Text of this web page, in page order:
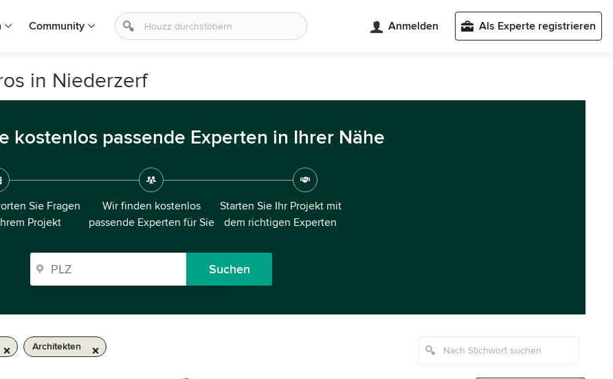
Community Anmelden Als Experte registrieren
in Niederzerf
kostenlos passende Experten in Ihrer Nähe
Sie Fragen
Projekt
Wir finden kostenlos
passende Experten für Sie
Starten Sie Ihr Projekt mit
dem richtigen Experten
Suchen
Architekten